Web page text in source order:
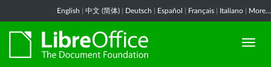
English 中文 (简体) Deutsch Español Français Italiano More...